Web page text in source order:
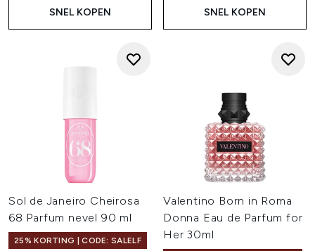
SNEL KOPEN SNEL KOPEN
Sol de Janeiro Cheirosa
68 Parfum nevel 90 ml
25% KORTING | CODE: SALELF
Valentino Born in Roma
Donna Eau de Parfum for
Her 30ml